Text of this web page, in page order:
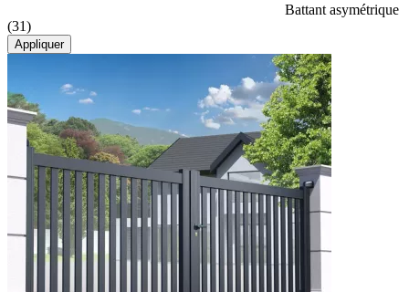
Battant asymétrique
(31)
Appliquer